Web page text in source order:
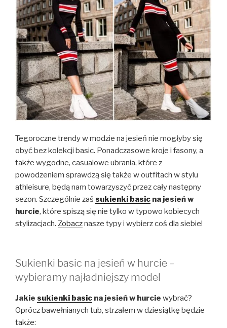
Tegoroczne trendy w modzie na jesień nie mogłyby się
obyć bez kolekcji basic. Ponadczasowe kroje i fasony, a
także wygodne, casualowe ubrania, które z
powodzeniem sprawdzą się także w outfitach w stylu
athleisure, będą nam towarzyszyć przez cały następny
sezon. Szczególnie zaś sukienki basic na jesień w
hurcie, które spiszą się nie tylko w typowo kobiecych
stylizacjach. Zobacznasze typy i wybierz coś dla siebie!
Sukienki basic na jesień w hurcie –
wybieramy najładniejszy model
Jakie sukienki basic na jesień w hurcie wybrać?
Oprócz bawełnianych tub, strzałem w dziesiątkę będzie
także: